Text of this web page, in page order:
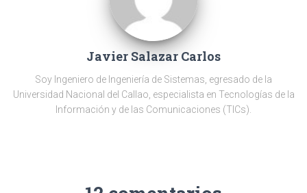
Javier Salazar Carlos
Soy Ingeniero de Ingeniería de Sistemas, egresado de la
Universidad Nacional del Callao, especialista en Tecnologías de la
Información y de las Comunicaciones (TICs).